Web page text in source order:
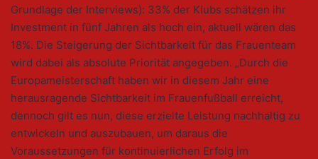
Grundlage der Interviews): 33% der Klubs schätzen ihr
Investment in fünf Jahren als hoch ein, aktuell wären das
18%. Die Steigerung der Sichtbarkeit für das Frauenteam
wird dabei als absolute Priorität angegeben. „Durch die
Europameisterschaft haben wir in diesem Jahr eine
herausragende Sichtbarkeit im Frauenfußball erreicht,
dennoch gilt es nun, diese erzielte Leistung nachhaltig zu
entwickeln und auszubauen, um daraus die
Voraussetzungen für kontinuierlichen Erfolg im